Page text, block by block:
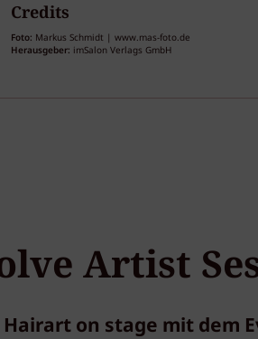
Credits
Foto: Markus Schmidt | www.mas-foto.de
Herausgeber: imSalon Verlags GmbH
Artist
Hairart on stage mit dem